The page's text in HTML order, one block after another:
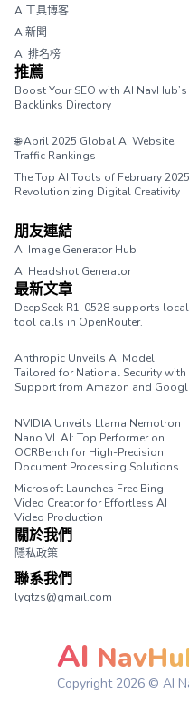
AI工具博客
AI新聞
AI 排名榜
推薦
Boost Your SEO with AI NavHub’s
Backlinks Directory
🌐 April 2025 Global AI Website
Traffic Rankings
The Top AI Tools of February
Revolutionizing Digital Creativity
朋友連結
AI Image Generator Hub
AI Headshot Generator
最新文章
DeepSeek R1-0528 supports local
tool calls in OpenRouter.
Anthropic Unveils AI Model
Tailored for National Security with
Support from Amazon and
NVIDIA Unveils Llama Nemotron
Nano VL AI: Top Performer on
OCRBench for High-Precision
Document Processing Solutions
Microsoft Launches Free Bing
Video Creator for Effortless AI
Video Production
關於我們
隱私政策
聯系我們
lyqtzs@gmail.com
AI
Copyright 2026© AI